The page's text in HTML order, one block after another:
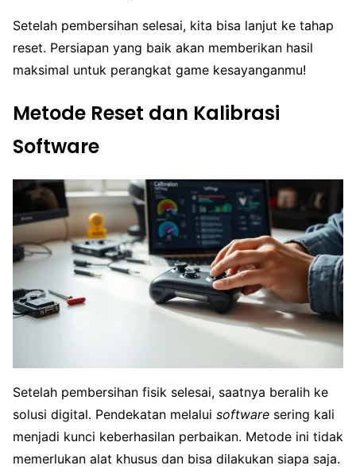
Setelah pembersihan selesai, kita bisa lanjut ke tahap
reset. Persiapan yang baik akan memberikan hasil
maksimal untuk perangkat game kesayanganmu!
Metode Reset dan Kalibrasi
Software
Setelah pembersihan fisik selesai, saatnya beralih ke
solusi digital. Pendekatan melalui software sering kali
menjadi kunci keberhasilan perbaikan. Metode ini tidak
memerlukan alat khusus dan bisa dilakukan siapa saja.